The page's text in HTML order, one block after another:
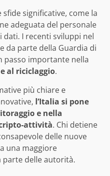
significative, come la
adeguata del personale
dati. I recenti sviluppi nel
da parte della Guardia di
passo importante nella
al riciclaggio.
più chiare e
l’Italia si pone
e nella
attività. Chi detiene
delle nuove
una maggiore
parte delle autorità.